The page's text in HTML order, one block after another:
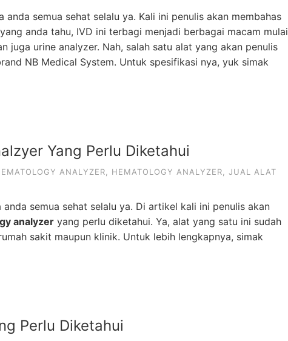
semua sehat selalu ya. Kali ini penulis akan membahas
anda tahu, IVD ini terbagi menjadi berbagai macam mulai
juga urine analyzer. Nah, salah satu alat yang akan penulis
NB Medical System. Untuk spesifikasi nya, yuk simak
Yang Perlu Diketahui
ANALYZER HEMATOLOGY ANALYZER
JUAL ALAT
semua sehat selalu ya. Di artikel kali ini penulis akan
analyzer yang perlu diketahui. Ya, alat yang satu ini sudah
sakit maupun klinik. Untuk lebih lengkapnya, simak
Perlu Diketahui